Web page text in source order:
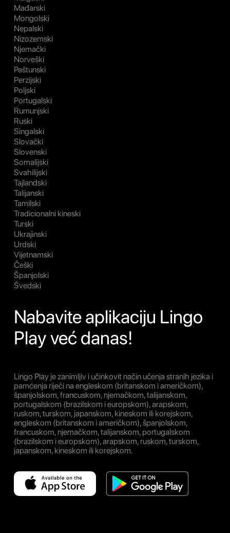
Mađarski
Mongolski
Nepalski
Nizozemski
Njemački
Norveški
Paštunski
Perzijski
Poljski
Portugalski
Rumunjski
Ruski
Singalski
Slovački
Slovenski
Somalijski
Svahilijski
Tajlandski
Talijanski
Tamilski
Tradicionalni kineski
Turski
Ukrajinski
Urdski
Vijetnamski
Češki
Španjolski
Švedski
Nabavite aplikaciju Lingo
Play već danas!
Lingo Play je zanimljiv i učinkovit način učenja stranih jezika i
pamćenja riječi na engleskom (britanskom i američkom),
španjolskom, francuskom, njemačkom, talijanskom,
portugalskom (brazilskom i europskom), arapskom,
ruskom, turskom, japanskom, kineskom ili korejskom,
engleskom (britanskom i američkom), španjolskom,
francuskom, njemačkom, talijanskom, portugalskom
(brazilskom i europskom), arapskom, ruskom, turskom,
japanskom, kineskom ili korejskom.